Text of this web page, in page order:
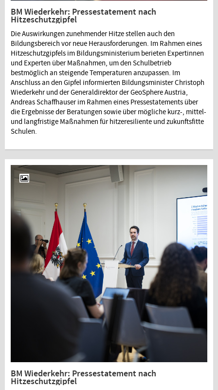
BM Wiederkehr: Pressestatement nach
Hitzeschutzgipfel
Die Auswirkungen zunehmender Hitze stellen auch den
Bildungsbereich vor neue Herausforderungen. Im Rahmen eines
Hitzeschutzgipfels im Bildungsministerium berieten Expertinnen
und Experten über Maßnahmen, um den Schulbetrieb
bestmöglich an steigende Temperaturen anzupassen. Im
Anschluss an den Gipfel informierten Bildungsminister Christoph
Wiederkehr und der Generaldirektor der GeoSphere Austria,
Andreas Schaffhauser im Rahmen eines Pressestatements über
die Ergebnisse der Beratungen sowie über mögliche kurz-, mittel-
und langfristige Maßnahmen für hitzeresiliente und zukunftsfitte
Schulen.
BM Wiederkehr: Pressestatement nach
Hitzeschutzgipfel